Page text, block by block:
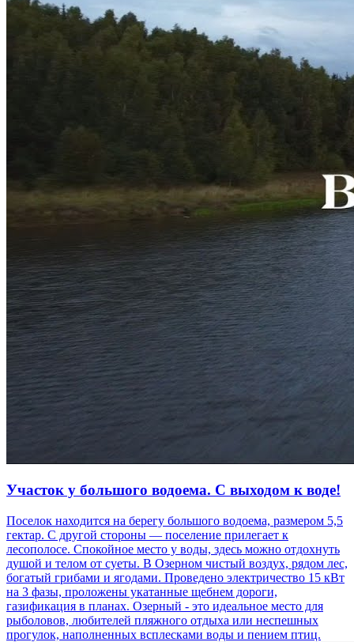
Участок у большого водоема. С выходом к воде!
Поселок находится на берегу большого водоема, размером 5,5
гектар. С другой стороны — поселение прилегает к
лесополосе. Спокойное место у воды, здесь можно отдохнуть
душой и телом от суеты. В Озерном чистый воздух, рядом лес,
богатый грибами и ягодами. Проведено электричество 15 кВт
на 3 фазы, проложены укатанные щебнем дороги,
газификация в планах. Озерный - это идеальное место для
рыболовов, любителей пляжного отдыха или неспешных
прогулок, наполненных всплесками воды и пением птиц.